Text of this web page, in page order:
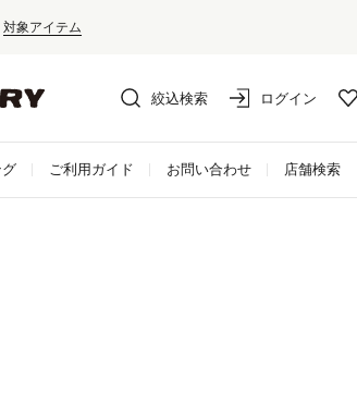
対象アイテム
絞込検索 ログイン
ご利用ガイド お問い合わせ 店舗検索